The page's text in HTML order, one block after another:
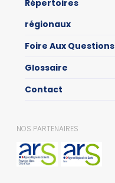
Répertoires
régionaux
Foire Aux Questions
Glossaire
Contact
NOS PARTENAIRES